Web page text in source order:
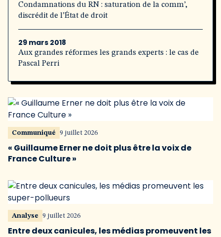
Condamnations du RN : saturation de la comm’,
discrédit de l’État de droit
29 mars 2018
Aux grandes réformes les grands experts : le cas de
Pascal Perri
Communiqué 9 juillet 2026
« Guillaume Erner ne doit plus être la voix de
France Culture »
Analyse 9 juillet 2026
Entre deux canicules, les médias promeuvent les